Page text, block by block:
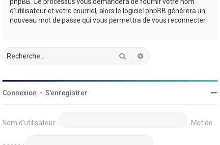
d’utilisateur et votre courriel, alors le logiciel phpBB générera un
nouveau mot de passe qui vous permettra de vous reconnecter.
Rechercher
Connexion • S’enregistrer
Nom d’utilisateur : Mot de